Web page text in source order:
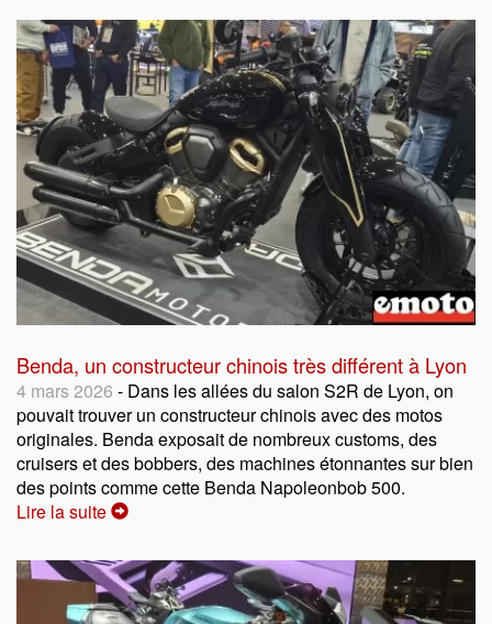
Benda, un constructeur chinois très différent à Lyon
4 mars 2026 - Dans les allées du salon S2R de Lyon, on
pouvait trouver un constructeur chinois avec des motos
originales. Benda exposait de nombreux customs, des
cruisers et des bobbers, des machines étonnantes sur bien
des points comme cette Benda Napoleonbob 500.
Lire la suite